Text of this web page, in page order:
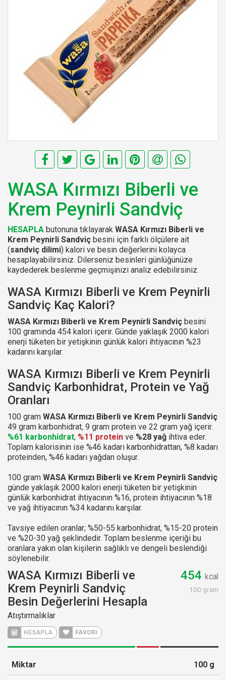
WASA Kırmızı Biberli ve
Krem Peynirli Sandviç
HESAPLA butonuna tıklayarak WASA Kırmızı Biberli ve
Krem Peynirli Sandviç besini için farklı ölçülere ait
(sandviç dilimi) kalori ve besin değerlerini kolayca
hesaplayabilirsiniz. Dilerseniz besinleri günlüğünüze
kaydederek beslenme geçmişinizi analiz edebilirsiniz.
WASA Kırmızı Biberli ve Krem Peynirli
Sandviç Kaç Kalori?
WASA Kırmızı Biberli ve Krem Peynirli Sandviç besini
100 gramında 454 kalori içerir. Günde yaklaşık 2000 kalori
enerji tüketen bir yetişkinin günlük kalori ihtiyacının %23
kadarını karşılar.
WASA Kırmızı Biberli ve Krem Peynirli
Sandviç Karbonhidrat, Protein ve Yağ
Oranları
100 gram WASA Kırmızı Biberli ve Krem Peynirli Sandviç
49 gram karbonhidrat, 9 gram protein ve 22 gram yağ içerir.
%61 karbonhidrat, %11 protein ve %28 yağ ihtiva eder.
Toplam kalorisinin ise %46 kadarı karbonhidrattan, %8 kadarı
proteinden, %46 kadarı yağdan oluşur.
100 gram WASA Kırmızı Biberli ve Krem Peynirli Sandviç
günde yaklaşık 2000 kalori enerji tüketen bir yetişkinin
günlük karbonhidrat ihtiyacının %16, protein ihtiyacının %18
ve yağ ihtiyacının %34 kadarını karşılar.
Tavsiye edilen oranlar; %50-55 karbonhidrat, %15-20 protein
ve %20-30 yağ şeklindedir. Toplam beslenme içeriği bu
oranlara yakın olan kişilerin sağlıklı ve dengeli beslendiği
söylenebilir.
WASA Kırmızı Biberli ve
Krem Peynirli Sandviç
Besin Değerlerini Hesapla
Atıştırmalıklar
HESAPLA FAVORİ
454 kcal
100 gram
Miktar 100 g